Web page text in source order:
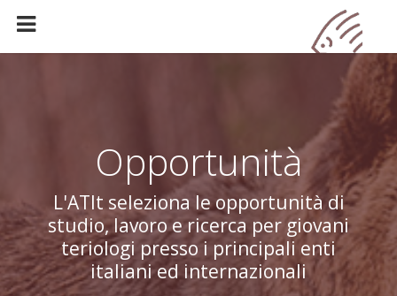
Opportunità
L'ATIt seleziona le opportunità di
studio, lavoro e ricerca per giovani
teriologi presso i principali enti
italiani ed internazionali